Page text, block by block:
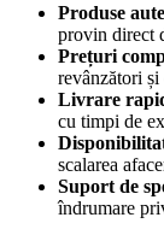
Produse
provin direct
Prețuri
revânzători
Livrare
cu timpi de
scalarea
Suport de
îndrumare